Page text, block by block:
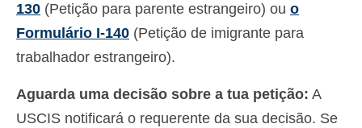
130 (Petição para parente estrangeiro) ou o
Formulário I-140 (Petição de imigrante para
trabalhador estrangeiro).
Aguarda uma decisão sobre a tua petição: A
USCIS notificará o requerente da sua decisão. Se